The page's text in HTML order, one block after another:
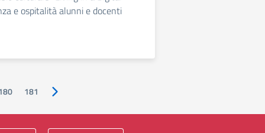
e ospitalità alunni e docenti
181 Pagina successiva